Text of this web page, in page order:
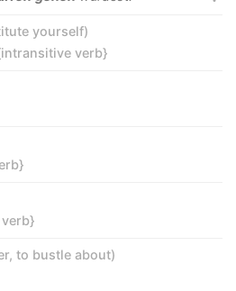
yourself)
verb}
, to bustle about)